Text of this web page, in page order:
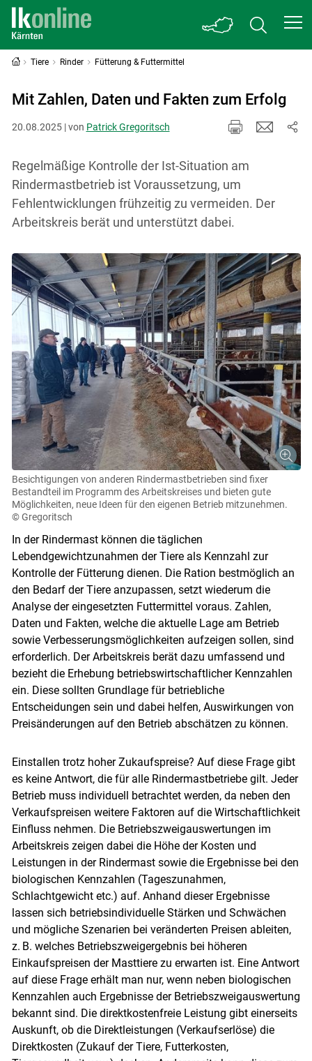
Skip to main content
Tiere Rinder Fütterung & Futtermittel
Mit Zahlen, Daten und Fakten zum Erfolg
20.08.2025 | von Patrick Gregoritsch
Regelmäßige Kontrolle der Ist-Situation am
Rindermastbetrieb ist Voraussetzung, um
Fehlentwicklungen frühzeitig zu vermeiden. Der
Arbeitskreis berät und unterstützt dabei.
Besichtigungen von anderen Rindermastbetrieben sind fixer
Bestandteil im Programm des Arbeitskreises und bieten gute
Möglichkeiten, neue Ideen für den eigenen Betrieb mitzunehmen.
© Gregoritsch
In der Rindermast können die täglichen
Lebendgewichtzunahmen der Tiere als Kennzahl zur
Kontrolle der Fütterung dienen. Die Ration bestmöglich an
den Bedarf der Tiere anzupassen, setzt wiederum die
Analyse der eingesetzten Futtermittel voraus. Zahlen,
Daten und Fakten, welche die aktuelle Lage am Betrieb
sowie Verbesserungsmöglichkeiten aufzeigen sollen, sind
erforderlich. Der Arbeitskreis berät dazu umfassend und
bezieht die Erhebung betriebswirtschaftlicher Kennzahlen
ein. Diese sollten Grundlage für betriebliche
Entscheidungen sein und dabei helfen, Auswirkungen von
Preisänderungen auf den Betrieb abschätzen zu können.
Einstallen trotz hoher Zukaufspreise? Auf diese Frage gibt
es keine Antwort, die für alle Rindermastbetriebe gilt. ­Jeder
Betrieb muss individuell betrachtet werden, da neben den
Verkaufspreisen weitere Faktoren auf die Wirtschaftlichkeit
Einfluss nehmen. Die Betriebszweigauswertungen im
Arbeitskreis zeigen dabei die Höhe der Kosten und
Leistungen in der Rindermast sowie die Ergebnisse bei den
biologischen Kennzahlen (Tageszunahmen,
Schlachtgewicht etc.) auf. Anhand dieser Ergebnisse
lassen sich betriebsindividuelle Stärken und Schwächen
und mögliche Szenarien bei veränderten Preisen ableiten,
z. B. welches Betriebszweigergebnis bei höheren
Einkaufspreisen der Masttiere zu erwarten ist. Eine Antwort
auf diese Frage erhält man nur, wenn neben biologischen
Kennzahlen auch Ergebnisse der Betriebszweigauswertung
bekannt sind. Die direktkostenfreie Leistung gibt einerseits
Auskunft, ob die ­Direktleistungen (Verkaufserlöse) die
Direktkosten (Zukauf der Tiere, Futterkosten,